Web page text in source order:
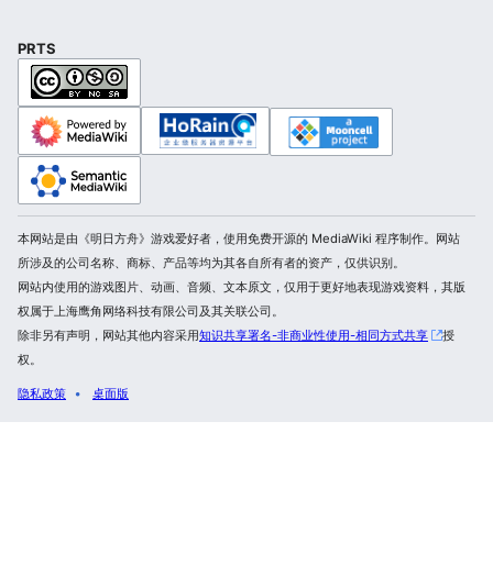
PRTS
本网站是由《明日方舟》游戏爱好者，使用免费开源的 MediaWiki 程序制作。网站
所涉及的公司名称、商标、产品等均为其各自所有者的资产，仅供识别。
网站内使用的游戏图片、动画、音频、文本原文，仅用于更好地表现游戏资料，其版
权属于上海鹰角网络科技有限公司及其关联公司。
除非另有声明，网站其他内容采用知识共享署名-非商业性使用-相同方式共享
授
权。
隐私政策 桌面版